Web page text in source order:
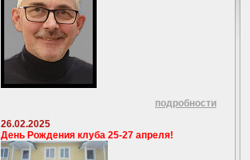
подробности
26.02.2025
День Рождения клуба 25-27 апреля!